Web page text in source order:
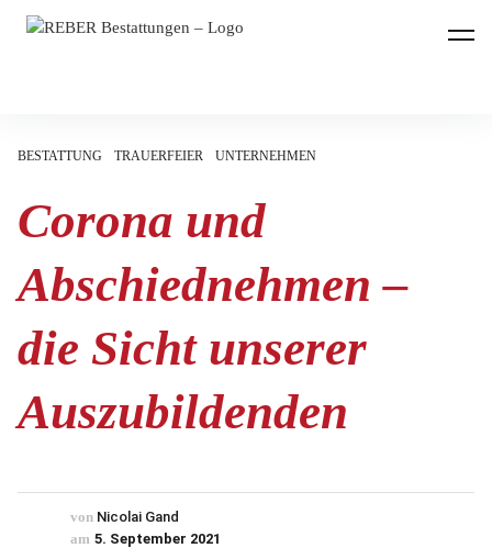
REBER Bestattungen
BESTATTUNG TRAUERFEIER UNTERNEHMEN
Corona und
Abschiednehmen –
die Sicht unserer
Auszubildenden
von Nicolai Gand
am 5. September 2021